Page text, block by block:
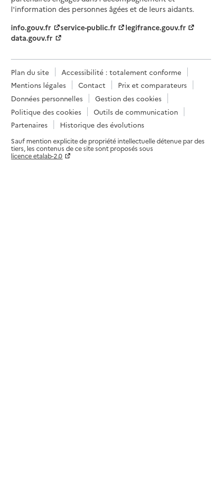
l'information des personnes âgées et de leurs aidants.
info.gouv.fr
service-public.fr
legifrance.gouv.fr
data.gouv.fr
Plan du site
Accessibilité : totalement conforme
Mentions légales
Contact
Prix et comparateurs
Données personnelles
Gestion des cookies
Politique des cookies
Outils de communication
Partenaires
Historique des évolutions
Sauf mention explicite de propriété intellectuelle détenue par des
tiers, les contenus de ce site sont proposés sous
licence etalab-2.0